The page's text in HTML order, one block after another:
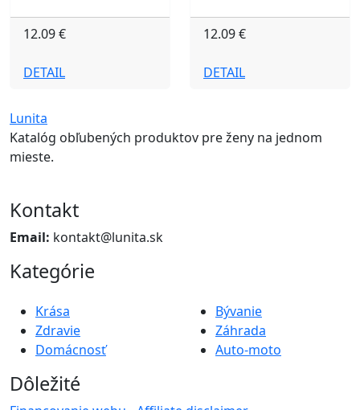
12.09 €
DETAIL
12.09 €
DETAIL
Lunita
Katalóg obľubených produktov pre ženy na jednom
mieste.
Kontakt
Email: kontakt@lunita.sk
Kategórie
Krása
Zdravie
Domácnosť
Bývanie
Záhrada
Auto-moto
Dôležité